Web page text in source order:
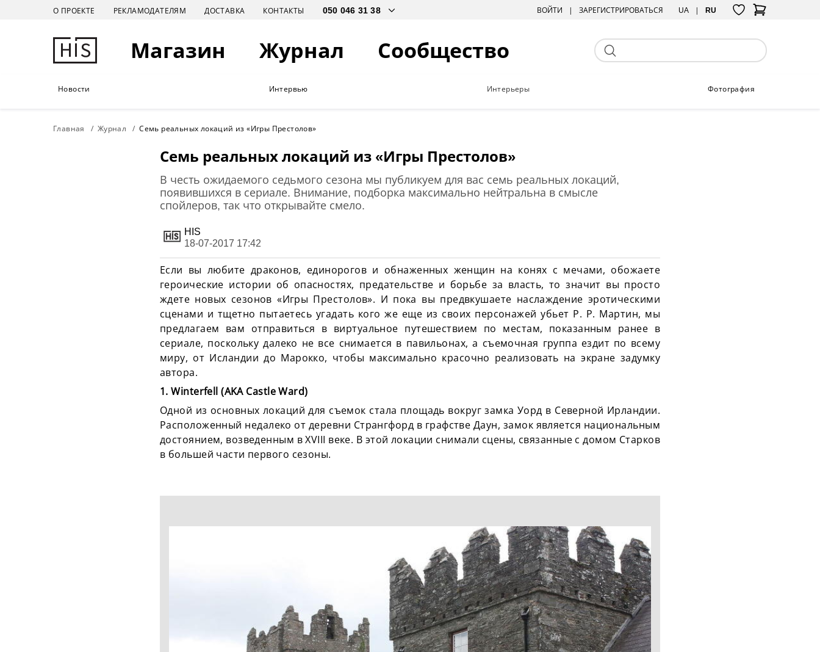
О ПРОЕКТЕ РЕКЛАМОДАТЕЛЯМ ДОСТАВКА КОНТАКТЫ ВОЙТИ ЗАРЕГИСТРИРОВАТЬСЯ UA RU
Магазин Журнал Сообщество
Новости Интервью Интерьеры Фотография
Главная Журнал Семь реальных локаций из «Игры Престолов»
Семь реальных локаций из «Игры Престолов»
В честь ожидаемого седьмого сезона мы публикуем для вас семь реальных локаций,
появившихся в сериале. Внимание, подборка максимально нейтральна в смысле
спойлеров, так что открывайте смело.
HIS
18-07-2017 17:42
Если вы любите драконов, единорогов и обнаженных женщин на конях с мечами, обожаете
героические истории об опасностях, предательстве и борьбе за власть, то значит вы просто
ждете новых сезонов «Игры Престолов». И пока вы предвкушаете наслаждение эротическими
сценами и тщетно пытаетесь угадать кого же еще из своих персонажей убьет Р. Р. Мартин, мы
предлагаем вам отправиться в виртуальное путешествием по местам, показанным ранее в
сериале, поскольку далеко не все снимается в павильонах, а съемочная группа ездит по всему
миру, от Исландии до Марокко, чтобы максимально красочно реализовать на экране задумку
автора.
1. Winterfell (AKA Castle Ward)
Одной из основных локаций для съемок стала площадь вокруг замка Уорд в Северной Ирландии.
Расположенный недалеко от деревни Странгфорд в графстве Даун, замок является национальным
достоянием, возведенным в XVIII веке. В этой локации снимали сцены, связанные с домом Старков
в большей части первого сезоны.